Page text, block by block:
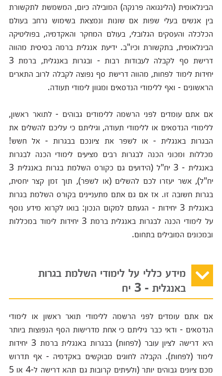
הבינלאומית (הלינגואה פרנקה) המובילה כיום, המשמשת לתקשורת
בין אנשים בעלי שפות אם שונות ונמצאת בשימוש נרחב בעולם
הכלכלה והעסקים הגלובלי, בעולם המחקר והאקדמיה, בפוליטיקה
הבינלאומית, בתקשורת וכיו"ב. ידיעת אנגלית ברמה בסיסית מהווה
דרישת סף לקבלה לעבודות רבות - ובגרות באנגלית, ברמת 3
יחידות לימוד לפחות, מהווה דרישת סף נפוצה לקבלה לרוב התארים
הראשונים - ואף ללימודי הנדסאים ומגוון לימודי תעודה.
אם אתם עומדים לפני הרשמה ללימודים גבוהים - לתואר ראשון,
ללימודי הנדסאים או ללימודי תעודה, וגיליתם כי עליכם להשלים את
הבגרות באנגלית - או לשפר את ציונכם בבגרות - אל חשש!
מכללות ומכוני הכנה לבגרות רבים מציעים לימודי הכנה לבגרות
באנגלית - 3 יח"ל (הידועים גם כקורס השלמת בגרות באנגלית 3
יח"ל), אשר יעזרו לכם להשלים (או לשפר), תוך זמן קצר יחסית,
בגרות חשובה זו. אז אם גם אתם מתעניינים בקורס השלמת בגרות
באנגלית 3 יחידות - הגעתם למקום הנכון: בואו לקרוא מידע נוסף
על לימודי הכנה לבגרות באנגלית ברמת 3 יחידות לימוד במכללות
ובמכונים המובילים בתחום.
מידע כללי על לימודי השלמת בגרות
באנגלית - 3 יח
אם אתם עומדים לפני הרשמה ללימודי תואר ראשון או לימודי
הנדסאים - ודאי כבר גיליתם כי אחת מדרישות הסף הנפוצות ביותר
היא דרישה לציון עובר (לפחות) בבגרות באנגלית ברמת 3 יחידות
לימוד (לפחות). הקבלה לחוגים מבוקשים באקדמיה - אף תדרוש
מכם ציונים גבוהים יותר (ולעיתים קרובות גם תהא דרישה ל-4 או 5